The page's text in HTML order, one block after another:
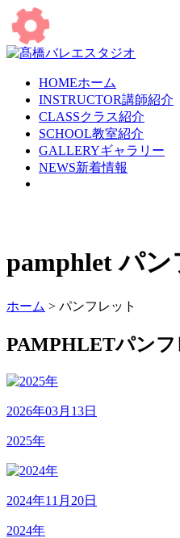
HOMEホーム
INSTRUCTOR講師紹介
CLASSクラス紹介
SCHOOL教室紹介
GALLERYギャラリー
NEWS新着情報
pamphletパン
ホーム > パンフレット
PAMPHLETパンフ
2026年03月13日
2025年
2024年11月20日
2024年